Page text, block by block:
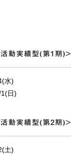
動実績型(第1期)>
水)
日)
動実績型(第2期)>
土)